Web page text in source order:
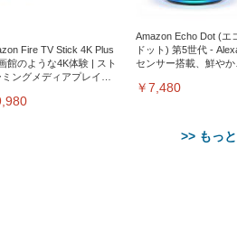
Fire TV Stick 4K Plus
館のような4K体験 | スト
ミングメディアプレイヤ
Amazon Echo Dot (エ
ドット) 第5世代 -
センサー搭載、鮮やか
￥7,480
>> もっ